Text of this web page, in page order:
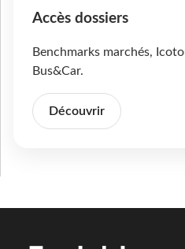
Accès dossiers
Benchmarks marchés,
Bus&Car.
Découvrir